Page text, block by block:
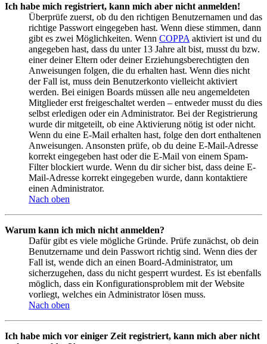
Ich habe mich registriert, kann mich aber nicht anmelden!
Überprüfe zuerst, ob du den richtigen Benutzernamen und das
richtige Passwort eingegeben hast. Wenn diese stimmen, dann
gibt es zwei Möglichkeiten. Wenn COPPA aktiviert ist und du
angegeben hast, dass du unter 13 Jahre alt bist, musst du bzw.
einer deiner Eltern oder deiner Erziehungsberechtigten den
Anweisungen folgen, die du erhalten hast. Wenn dies nicht
der Fall ist, muss dein Benutzerkonto vielleicht aktiviert
werden. Bei einigen Boards müssen alle neu angemeldeten
Mitglieder erst freigeschaltet werden – entweder musst du dies
selbst erledigen oder ein Administrator. Bei der Registrierung
wurde dir mitgeteilt, ob eine Aktivierung nötig ist oder nicht.
Wenn du eine E-Mail erhalten hast, folge den dort enthaltenen
Anweisungen. Ansonsten prüfe, ob du deine E-Mail-Adresse
korrekt eingegeben hast oder die E-Mail von einem Spam-
Filter blockiert wurde. Wenn du dir sicher bist, dass deine E-
Mail-Adresse korrekt eingegeben wurde, dann kontaktiere
einen Administrator.
Nach oben
Warum kann ich mich nicht anmelden?
Dafür gibt es viele mögliche Gründe. Prüfe zunächst, ob dein
Benutzername und dein Passwort richtig sind. Wenn dies der
Fall ist, wende dich an einen Board-Administrator, um
sicherzugehen, dass du nicht gesperrt wurdest. Es ist ebenfalls
möglich, dass ein Konfigurationsproblem mit der Website
vorliegt, welches ein Administrator lösen muss.
Nach oben
Ich habe mich vor einiger Zeit registriert, kann mich aber nicht